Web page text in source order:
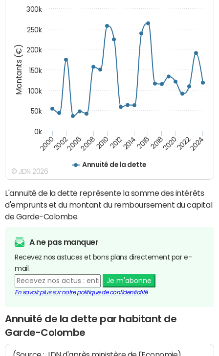
Montants (€)
Annuité de la dette
200020022006200820102012201420162018202020222024
0k
50k
100k
150k
200k
250k
300k
© JDN 2026
L'annuité de la dette représente la somme des intérêts
d'emprunts et du montant du remboursement du capital
de Garde-Colombe.
A ne pas manquer
Recevez nos astuces et bons plans directement par e-
mail.
Je m'abonne
En savoir plus sur notre politique de confidentialité
Annuité de la dette par habitant de
Garde-Colombe